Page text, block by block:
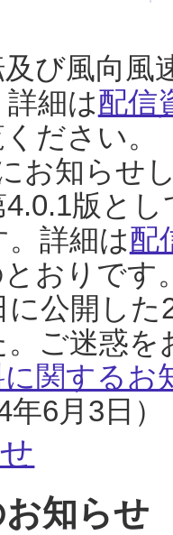
び風向風
細は配信
ださい。
お知らせ
4.0.1版と
詳細は配
おりです
に公開し
。ご迷惑
関するお
6月3日）
知らせ